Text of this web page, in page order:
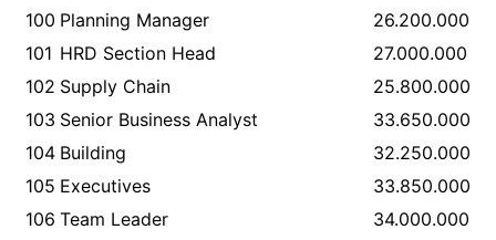
100 Planning Manager
26.200.000
101 HRD Section Head
27.000.000
102 Supply Chain
25.800.000
103 Senior Business Analyst
33.650.000
104 Building
32.250.000
105 Executives
33.850.000
106 Team Leader
34.000.000